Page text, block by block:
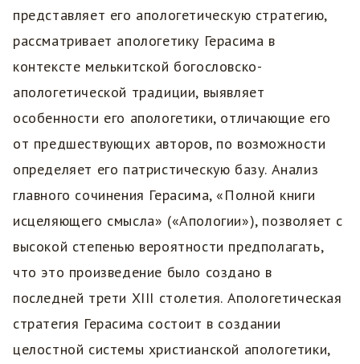
представляет его апологетическую стратегию,
рассматривает апологетику Герасима в
контексте мелькитской богословско-
апологетической традиции, выявляет
особенности его апологетики, отличающие его
от предшествующих авторов, по возможности
определяет его патристическую базу. Анализ
главного сочинения Герасима, «Полной книги
исцеляющего смысла» («Апологии»), позволяет с
высокой степенью вероятности предполагать,
что это произведение было создано в
последней трети XIII столетия. Апологетическая
стратегия Герасима состоит в создании
целостной системы христианской апологетики,